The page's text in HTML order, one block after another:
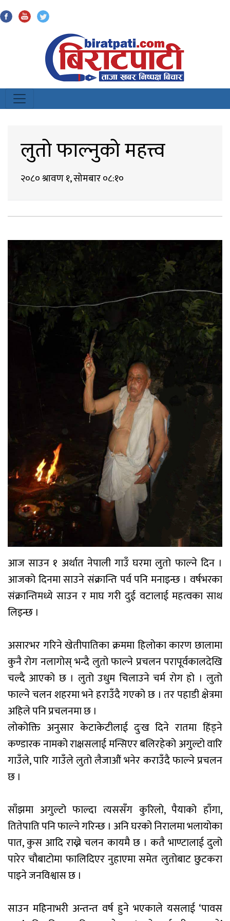
लुतो फाल्नुकाे महत्त्व
२०८० श्रावण १, सोमबार ०८:१०
आज साउन १ अर्थात नेपाली गाउँ घरमा लुतो फाल्ने दिन ।
आजको दिनमा साउने संक्रान्ति पर्व पनि मनाइन्छ । वर्षभरका
संक्रान्तिमध्ये साउन र माघ गरी दुई वटालाई महत्वका साथ
लिइन्छ ।
असारभर गरिने खेतीपातिका क्रममा हिलोका कारण छालामा
कुनै रोग नलागोस् भन्दै लुतो फाल्ने प्रचलन परापूर्वकालदेखि
चल्दै आएको छ । लुतो उधुम चिलाउने चर्म रोग हो । लुतो
फाल्ने चलन शहरमा भने हराउँदै गएको छ । तर पहाडी क्षेत्रमा
अहिले पनि प्रचलनमा छ ।
लोकोक्ति अनुसार केटाकेटीलाई दुःख दिने रातमा हिंड्ने
कण्डारक नामको राक्षसलाई मन्सिएर बलिरहेको अगुल्टो वारि
गाउँले, पारि गाउँले लुतो लैजाऔं भनेर कराउँदै फाल्ने प्रचलन
छ ।
साँझमा अगुल्टो फाल्दा त्यससँग कुरिलो, पैयाको हाँगा,
तितेपाति पनि फाल्ने गरिन्छ । अनि घरको निरालमा भलायोका
पात, कुस आदि राख्ने चलन कायमै छ । कतै भाण्टालाई दुलो
पारेर चौबाटोमा फालिदिएर नुहाएमा समेत लुतोबाट छुटकरा
पाइने जनविश्वास छ ।
साउन महिनाभरी अन्तन्त वर्ष हुने भएकाले यसलाई ‘पावस